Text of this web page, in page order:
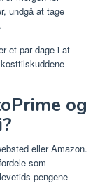
undgå at tage
et par dage i at
og
eller Amazon.
som
pengene-